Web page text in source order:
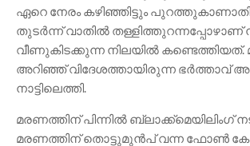
ഏറെ നേരം കഴിഞ്ഞിട്ടും
തുടർന്ന് വാതിൽ തള്ളിത്തുറന്നപ്പോഴാണ്
വീണുകിടക്കുന്ന നിലയിൽ കണ്ടെത്തിയത്.
അറിഞ്ഞ് വിദേശത്തായിരുന്ന ഭർത്താവ്
നാട്ടിലെത്തി.
മരണത്തിന് പിന്നിൽ ബ്ലാക്ക്മെയിലിംഗ്
മരണത്തിന് തൊട്ടുമുൻപ് വന്ന ഫോൺ